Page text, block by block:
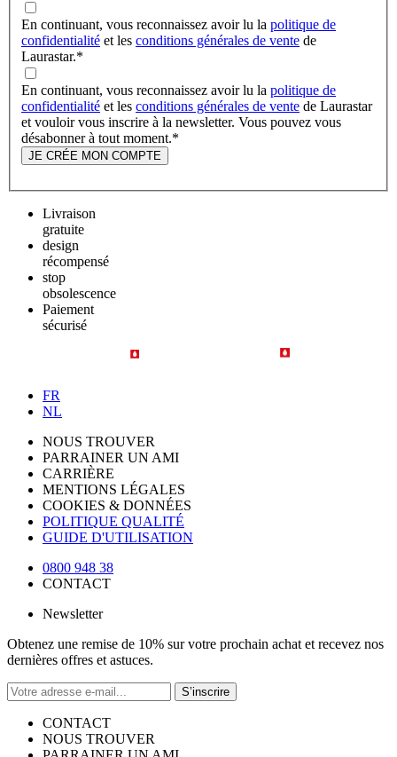
En continuant, vous reconnaissez avoir lu la politique de
confidentialité et les conditions générales de vente de
Laurastar.*
En continuant, vous reconnaissez avoir lu la politique de
confidentialité et les conditions générales de vente de Laurastar
et vouloir vous inscrire à la newsletter. Vous pouvez vous
désabonner à tout moment.*
JE CRÉE MON COMPTE
Livraison
gratuite
design
récompensé
stop
obsolescence
Paiement
sécurisé
FR
NL
NOUS TROUVER
PARRAINER UN AMI
CARRIÈRE
MENTIONS LÉGALES
COOKIES & DONNÉES
POLITIQUE QUALITÉ
GUIDE D'UTILISATION
0800 948 38
CONTACT
Newsletter
Obtenez une remise de 10% sur votre prochain achat et recevez nos
dernières offres et astuces.
S’inscrire
CONTACT
NOUS TROUVER